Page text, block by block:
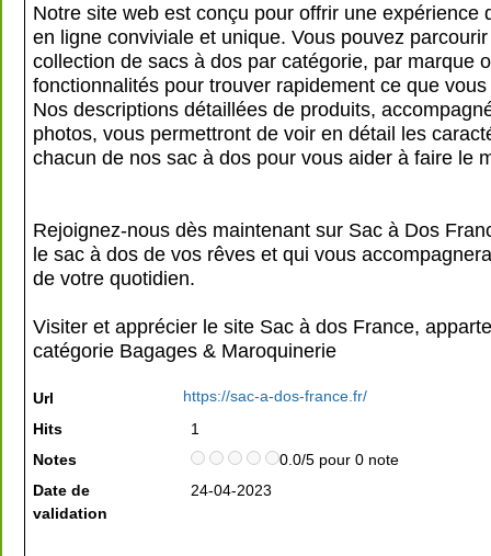
Notre site web est conçu pour offrir une expérience
en ligne conviviale et unique. Vous pouvez
collection de sacs à dos par catégorie, par marque
fonctionnalités pour trouver rapidement ce que
Nos descriptions détaillées de produits,
photos, vous permettront de voir en détail les
chacun de nos sac à dos pour vous aider à faire le
Rejoignez-nous dès maintenant sur Sac à Dos
le sac à dos de vos rêves et qui vous
de votre quotidien.
Visiter et apprécier le site Sac à dos France,
catégorie Bagages & Maroquinerie
Url
https://sac-a-dos-france.fr/
Hits
1
Notes
0.0/5 pour 0 note
Date de
validation
24-04-2023